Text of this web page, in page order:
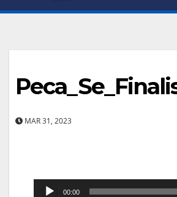
MAR 31, 2023
Reprodutor
00:00